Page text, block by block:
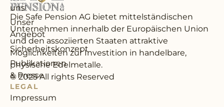
Die Safe Pension AG bietet mittel­ständischen
Unternehmen innerhalb der Europäischen Union
und den assoziierten Staaten attraktive
Möglichkeiten zur Investition in handelbare,
physische Edelmetalle.
© 2025 All rights Reserved
uns
Unser
Angebot
Sicherheitskonzept
Publikationen
& Presse
LEGAL
Impressum